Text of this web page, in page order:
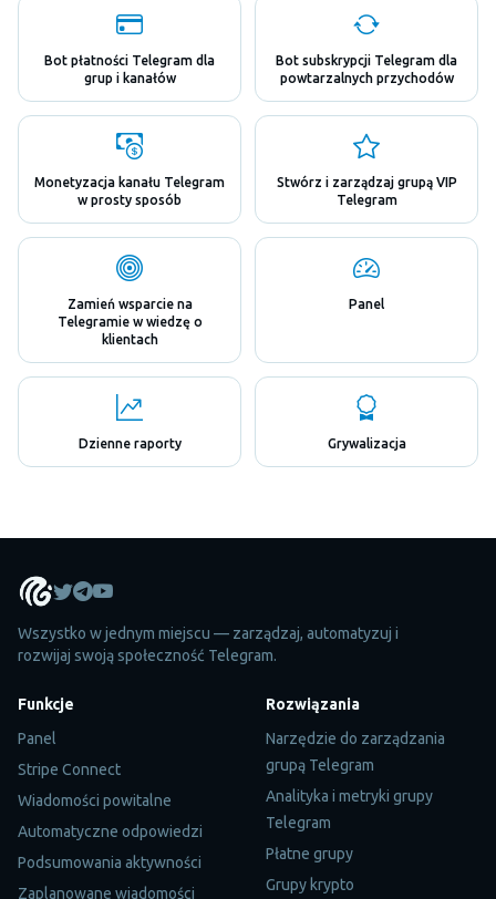
Bot płatności Telegram dla
grup i kanałów
Bot subskrypcji Telegram dla
powtarzalnych przychodów
Monetyzacja kanału Telegram
w prosty sposób
Stwórz i zarządzaj grupą VIP
Telegram
Zamień wsparcie na
Telegramie w wiedzę o
klientach
Panel
Dzienne raporty Grywalizacja
Wszystko w jednym miejscu — zarządzaj, automatyzuj i
rozwijaj swoją społeczność Telegram.
Funkcje
Panel
Stripe Connect
Wiadomości powitalne
Automatyczne odpowiedzi
Podsumowania aktywności
Zaplanowane wiadomości
Rozwiązania
Narzędzie do zarządzania
grupą Telegram
Analityka i metryki grupy
Telegram
Płatne grupy
Grupy krypto